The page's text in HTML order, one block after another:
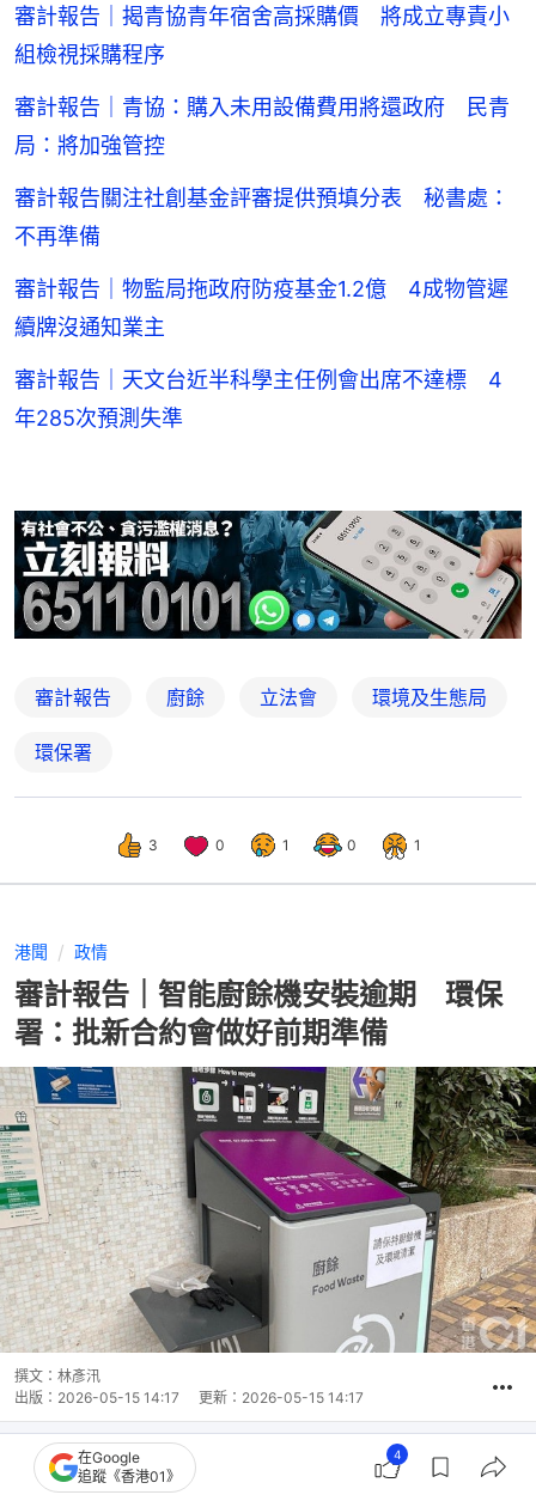
審計報告｜揭青協青年宿舍高採購價 將成立專責小
組檢視採購程序
審計報告｜青協：購入未用設備費用將還政府 民青
局：將加強管控
審計報告關注社創基金評審提供預填分表 秘書處：
不再準備
審計報告｜物監局拖政府防疫基金1.2億 4成物管遲
續牌沒通知業主
審計報告｜天文台近半科學主任例會出席不達標 4
年285次預測失準
審計報告 廚餘 立法會 環境及生態局
環保署
3 0 1 0 1
港聞 政情
審計報告｜智能廚餘機安裝逾期 環保
署：批新合約會做好前期準備
撰文： 林彥汛
出版： 2026-05-15 14:17 更新： 2026-05-15 14:17
在Google
追蹤《香港01》
4